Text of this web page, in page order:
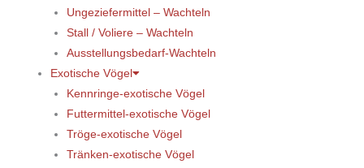
Ungeziefermittel – Wachteln
Stall / Voliere – Wachteln
Ausstellungsbedarf-Wachteln
Exotische Vögel
Kennringe-exotische Vögel
Futtermittel-exotische Vögel
Tröge-exotische Vögel
Tränken-exotische Vögel